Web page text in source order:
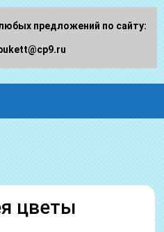
цветы
предложений по сайту: